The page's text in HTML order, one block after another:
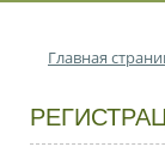
Главная